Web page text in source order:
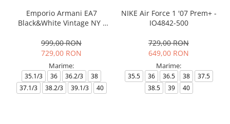
Emporio Armani EA7
Black&White Vintage NY -
999,00 RON
729,00 RON
Marime:
35.1/3 36 36.2/3
38
37.1/3
38.2/3 39.1/3 40
NIKE Air Force 1 '07 Prem+ -
IO4842-500
729,00 RON
649,00 RON
Marime:
35.5 36 36.5 38
37.5
38.5
39 40